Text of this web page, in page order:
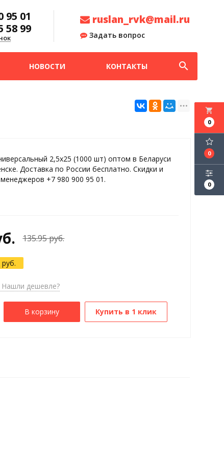
95 01
58 99
ruslan_rvk@mail.ru
Задать вопрос
НОВОСТИ КОНТАКТЫ search
local_grocery_store
0
0
0
2,5х25 (1000 шт) оптом в Беларуси
Доставка по России бесплатно. Скидки и
+7 980 900 95 01.
135.95 руб.
руб.
дешевле?
В корзину Купить в 1 клик